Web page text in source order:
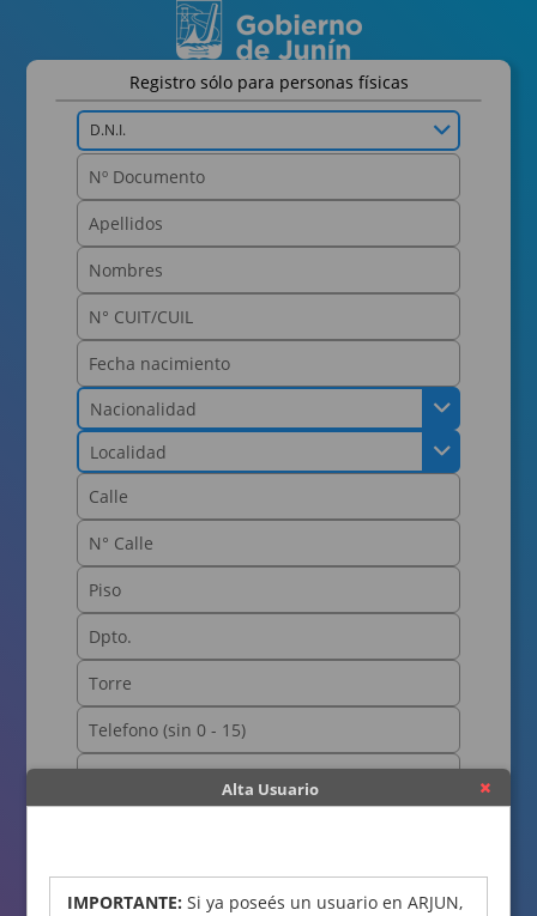
Registro sólo para personas físicas
D.N.I.
Alta Usuario
IMPORTANTE:Si ya poseés un usuario en ARJUN,